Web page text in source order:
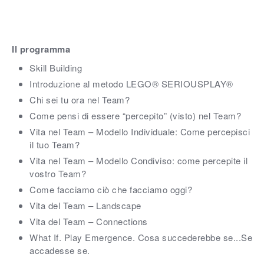
Il programma
Skill Building
Introduzione al metodo LEGO® SERIOUSPLAY®
Chi sei tu ora nel Team?
Come pensi di essere “percepito” (visto) nel Team?
Vita nel Team – Modello Individuale: Come percepisci
il tuo Team?
Vita nel Team – Modello Condiviso: come percepite il
vostro Team?
Come facciamo ciò che facciamo oggi?
Vita del Team – Landscape
Vita del Team – Connections
What If. Play Emergence. Cosa succederebbe se...Se
accadesse se.